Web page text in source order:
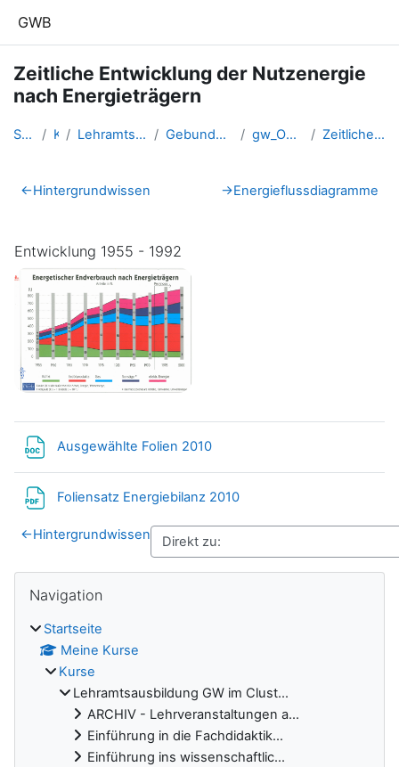
GWB
Zeitliche Entwicklung der Nutzenergie
nach Energieträgern
Startseite Kurse Lehramtsausbildung GW im Clust... Gebundenes Wahlfach: Österreich gw_OE_energiewirtschaft_1 Zeitliche Entwicklung der Nutz...
Abschnittsübersicht
←Hintergrundwissen →Energieflussdiagramme
Entwicklung 1955 - 1992
Ausgewählte Folien 2010
Foliensatz Energiebilanz 2010
←Hintergrundwissen
Navigation
Startseite
Meine Kurse
Kurse
Lehramtsausbildung GW im Clust...
ARCHIV - Lehrveranstaltungen a...
Einführung in die Fachdidaktik...
Einführung ins wissenschaftlic...